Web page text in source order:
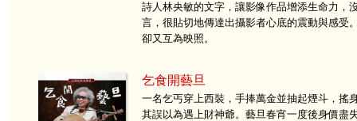
詩人林央敏的文字，讓影像作品增添生命力，
言，很貼切地傳達出攝影者心底的震動與感受
卻又互為映照。
乞食開藝旦
一名乞丐穿上西裝，手捧萬金並抽起煙斗，搖
其誤以為遇上財神爺。藝旦春宵一度後身價盡